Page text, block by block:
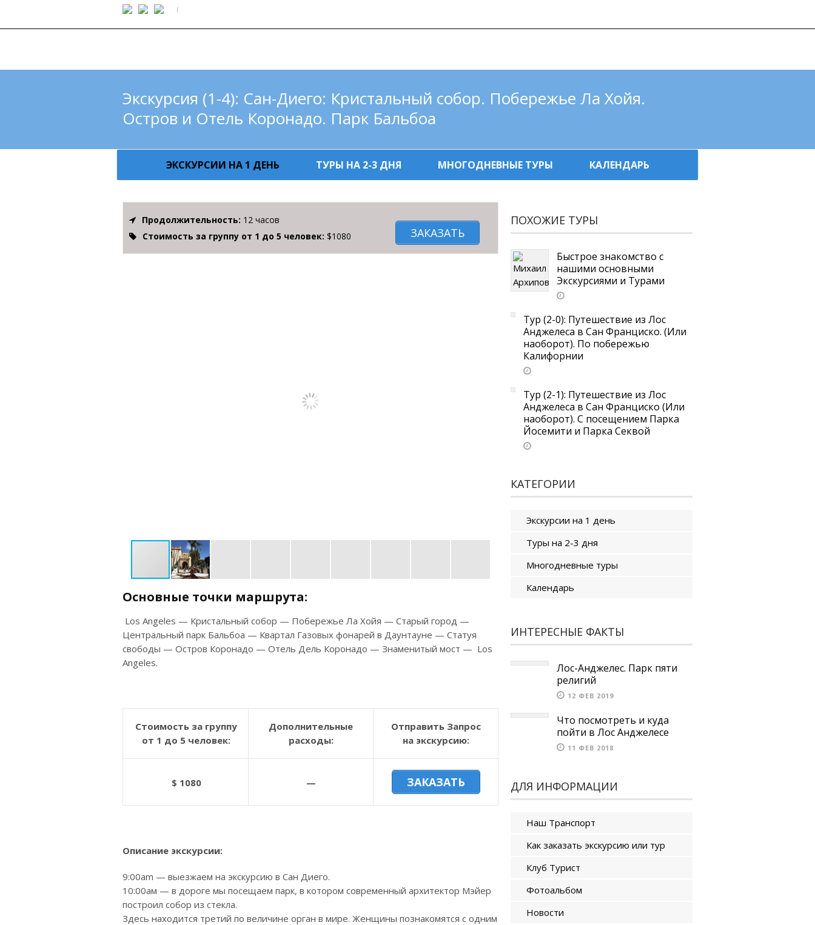
Экскурсия (1-4): Сан-Диего: Кристальный собор. Побережье Ла Хойя.
Остров и Отель Коронадо. Парк Бальбоа
ЭКСКУРСИИ НА 1 ДЕНЬ ТУРЫ НА 2-3 ДНЯ МНОГОДНЕВНЫЕ ТУРЫ КАЛЕНДАРЬ
Продолжительность: 12 часов
Стоимость за группу от 1 до 5 человек: $1080 ЗАКАЗАТЬ
Основные точки маршрута:
Los Angeles — Кристальный собор — Побережье Ла Хойя — Старый город —
Центральный парк Бальбоа — Квартал Газовых фонарей в Даунтауне — Статуя
свободы — Остров Коронадо — Отель Дель Коронадо — Знаменитый мост — Los
Angeles.
Стоимость за группу
от 1 до 5 человек:
Дополнительные
расходы:
Отправить Запрос
на экскурсию:
$ 1080 — ЗАКАЗАТЬ
Описание экскурсии:
9:00am — выезжаем на экскурсию в Сан Диего.
10:00ам — в дороге мы посещаем парк, в котором современный архитектор Мэйер
построил собор из стекла.
Здесь находится третий по величине орган в мире. Женщины познакомятся с одним
ПОХОЖИЕ ТУРЫ
Быстрое знакомство с
нашими основными
Экскурсиями и Турами
Тур (2-0): Путешествие из Лос
Анджелеса в Сан Франциско. (Или
наоборот). По побережью
Калифорнии
Тур (2-1): Путешествие из Лос
Анджелеса в Сан Франциско (Или
наоборот). С посещением Парка
Йосемити и Парка Секвой
КАТЕГОРИИ
Экскурсии на 1 день
Туры на 2-3 дня
Многодневные туры
Календарь
ИНТЕРЕСНЫЕ ФАКТЫ
Лос-Анджелес. Парк пяти
религий
12 ФЕВ 2019
Что посмотреть и куда
пойти в Лос Анджелесе
11 ФЕВ 2018
ДЛЯ ИНФОРМАЦИИ
Наш Транспорт
Как заказать экскурсию или тур
Клуб Турист
Фотоальбом
Новости